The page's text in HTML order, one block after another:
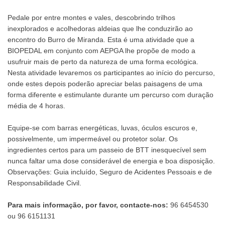
Pedale por entre montes e vales, descobrindo trilhos
inexplorados e acolhedoras aldeias que lhe conduzirão ao
encontro do Burro de Miranda. Esta é uma atividade que a
BIOPEDAL em conjunto com AEPGA lhe propõe de modo a
usufruir mais de perto da natureza de uma forma ecológica.
Nesta atividade levaremos os participantes ao início do percurso,
onde estes depois poderão apreciar belas paisagens de uma
forma diferente e estimulante durante um percurso com duração
média de 4 horas.
Equipe-se com barras energéticas, luvas, óculos escuros e,
possivelmente, um impermeável ou protetor solar. Os
ingredientes certos para um passeio de BTT inesquecível sem
nunca faltar uma dose considerável de energia e boa disposição.
Observações: Guia incluído, Seguro de Acidentes Pessoais e de
Responsabilidade Civil.
Para mais informação, por favor, contacte-nos: 96 6454530
ou 96 6151131